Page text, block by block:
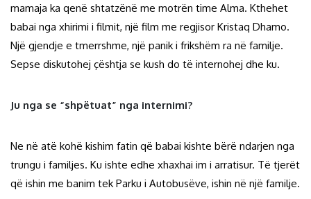
mamaja ka qenë shtatzënë me motrën time Alma. Kthehet
babai nga xhirimi i filmit, një film me regjisor Kristaq Dhamo.
Një gjendje e tmerrshme, një panik i frikshëm ra në familje.
Sepse diskutohej çështja se kush do të internohej dhe ku.
Ju nga se “shpëtuat” nga internimi?
Ne në atë kohë kishim fatin që babai kishte bërë ndarjen nga
trungu i familjes. Ku ishte edhe xhaxhai im i arratisur. Të tjerët
që ishin me banim tek Parku i Autobusëve, ishin në një familje.